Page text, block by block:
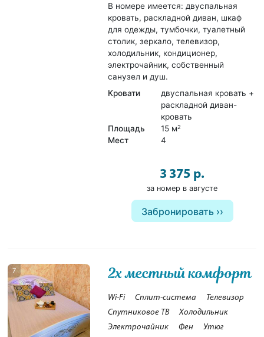
В номере имеется: двуспальная
кровать, раскладной диван, шкаф
для одежды, тумбочки, туалетный
столик, зеркало, телевизор,
холодильник, кондиционер,
электрочайник, собственный
санузел и душ.
Кровати
двуспальная кровать +
раскладной диван-
кровать
Площадь
15 м2
Мест 4
3 375 р.
за номер в августе
Забронировать
7 2х местный комфорт
Wi-Fi Сплит-система
Телевизор
Спутниковое ТВ
Холодильник
Электрочайник
Фен
Утюг